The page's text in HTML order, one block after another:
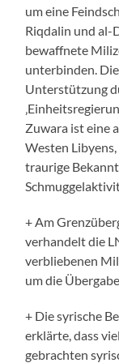
um eine
Riqdalin und al-
bewaffnete
unterbinden.
Unterstützung
Zuwara ist eine
Westen
traurige
+ Am
verhandelt die
verbliebenen
um die
+ Die syrische
erklärte, dass
gebrachten